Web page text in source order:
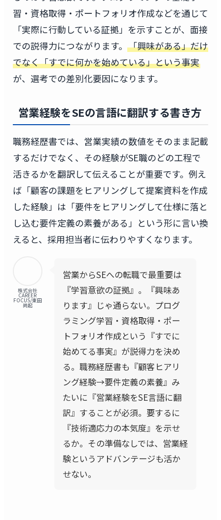
習・資格取得・ポートフォリオ作成などを通じて
「実際に行動している証拠」を示すことが、面接
での説得力につながります。 「興味がある」だけ
でなく「すでに何かを始めている」という事実
が、選考での差別化要因になります。
営業経験をSEの言語に翻訳する書き方
職務経歴書では、営業実績の数値をそのまま記載
するだけでなく、その経験がSE職のどの工程で
活きるかを翻訳して伝えることが重要です。例え
ば「顧客の課題をヒアリングして提案資料を作成
した経験」は「要件をヒアリングして仕様に落と
し込む要件定義の素養がある」という形に言い換
えると、採用担当者に伝わりやすくなります。
株式会社
CAREER
FOCUS/東田
尚起
営業からSEへの転職で最重要は
『学習意欲の証拠』。『興味あ
ります』じゃ通らない。プログ
ラミング学習・資格取得・ポー
トフォリオ作成という『すでに
始めてる事実』が説得力を決め
る。職務経歴書も『顧客ヒアリ
ング経験→要件定義の素養』み
たいに『営業経験をSE言語に翻
訳』することが必須。要するに
『技術適応力の本気度』を示せ
るか。その準備なしでは、営業経
験というアドバンテージも活か
せない。